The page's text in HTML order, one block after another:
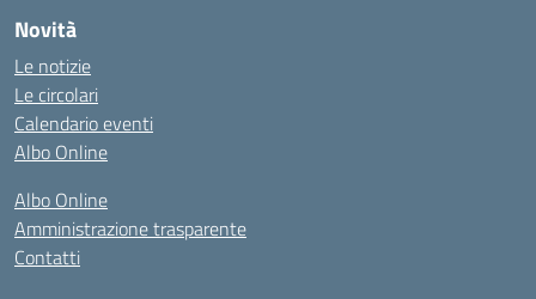
Novità
Le notizie
Le circolari
Calendario eventi
Albo Online
Albo Online
Amministrazione trasparente
Contatti